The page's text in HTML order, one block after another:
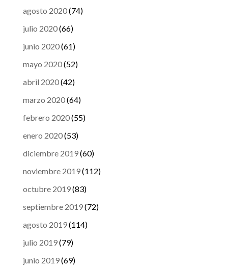
agosto 2020(74)
julio 2020(66)
junio 2020(61)
mayo 2020(52)
abril 2020(42)
marzo 2020(64)
febrero 2020(55)
enero 2020(53)
diciembre 2019(60)
noviembre 2019(112)
octubre 2019(83)
septiembre 2019(72)
agosto 2019(114)
julio 2019(79)
junio 2019(69)